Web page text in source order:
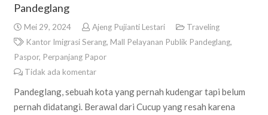
Pandeglang
Mei 29, 2024 Ajeng Pujianti Lestari
Traveling
Kantor Imigrasi Serang, Mall Pelayanan Publik Pandeglang,
Paspor, Perpanjang Papor
Tidak ada komentar
Pandeglang, sebuah kota yang pernah kudengar tapi belum
pernah didatangi. Berawal dari Cucup yang resah karena